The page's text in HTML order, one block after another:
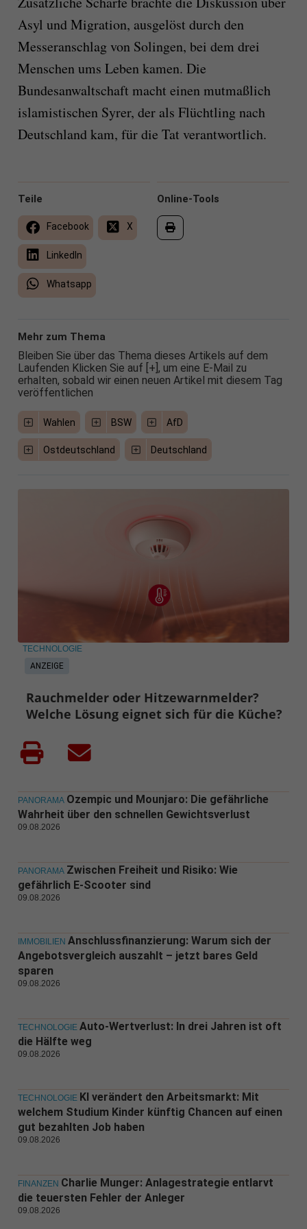
Asyl und Migration, ausgelöst durch den
Messeranschlag von Solingen, bei dem drei
Menschen ums Leben kamen. Die
Bundesanwaltschaft macht einen mutmaßlich
islamistischen Syrer, der als Flüchtling nach
Deutschland kam, für die Tat verantwortlich.
Online-Tools
Teile
Facebook X
LinkedIn
Whatsapp
Mehr zum Thema
Bleiben Sie über das Thema dieses Artikels auf dem
Laufenden Klicken Sie auf [+], um eine E-Mail zu
erhalten, sobald wir einen neuen Artikel mit diesem Tag
veröffentlichen
Wahlen BSW AfD
Ostdeutschland Deutschland
ANZEIGE
TECHNOLOGIE
Rauchmelder oder Hitzewarnmelder?
Welche Lösung eignet sich für die Küche?
PANORAMA Ozempic und Mounjaro: Die gefährliche
Wahrheit über den schnellen Gewichtsverlust
09.08.2026
PANORAMA Zwischen Freiheit und Risiko: Wie
gefährlich E-Scooter sind
09.08.2026
IMMOBILIEN Anschlussfinanzierung: Warum sich der
Angebotsvergleich auszahlt – jetzt bares Geld
sparen
09.08.2026
TECHNOLOGIE Auto-Wertverlust: In drei Jahren ist oft
die Hälfte weg
09.08.2026
TECHNOLOGIE KI verändert den Arbeitsmarkt: Mit
welchem Studium Kinder künftig Chancen auf einen
gut bezahlten Job haben
09.08.2026
FINANZEN Charlie Munger: Anlagestrategie entlarvt
die teuersten Fehler der Anleger
09.08.2026